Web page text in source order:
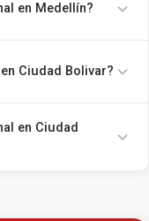
en Medellín?
Ciudad Bolivar?
en Ciudad